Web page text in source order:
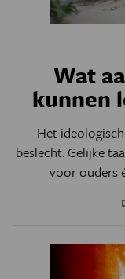
Wat
kunnen
Het
beslecht. Gelijke
voor ouders